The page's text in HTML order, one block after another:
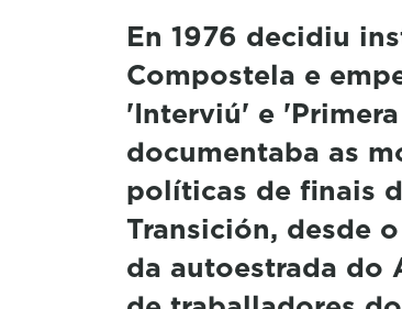
En 1976 decidiu
Compostela e
'Interviú' e
documentaba as
políticas de finais
Transición, desde
da autoestrada do